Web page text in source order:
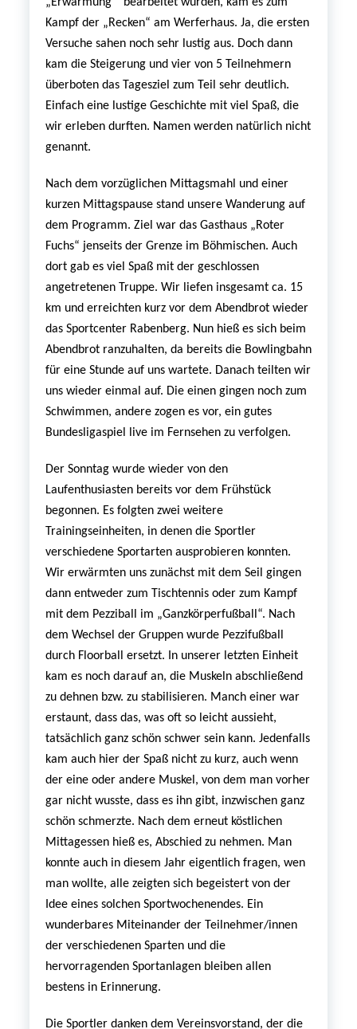
Kampf der „Recken“ am Werferhaus. Ja, die ersten
Versuche sahen noch sehr lustig aus. Doch dann
kam die Steigerung und vier von 5 Teilnehmern
überboten das Tagesziel zum Teil sehr deutlich.
Einfach eine lustige Geschichte mit viel Spaß, die
wir erleben durften. Namen werden natürlich nicht
genannt.
Nach dem vorzüglichen Mittagsmahl und einer
kurzen Mittagspause stand unsere Wanderung auf
dem Programm. Ziel war das Gasthaus „Roter
Fuchs“ jenseits der Grenze im Böhmischen. Auch
dort gab es viel Spaß mit der geschlossen
angetretenen Truppe. Wir liefen insgesamt ca. 15
km und erreichten kurz vor dem Abendbrot wieder
das Sportcenter Rabenberg. Nun hieß es sich beim
Abendbrot ranzuhalten, da bereits die Bowlingbahn
für eine Stunde auf uns wartete. Danach teilten wir
uns wieder einmal auf. Die einen gingen noch zum
Schwimmen, andere zogen es vor, ein gutes
Bundesligaspiel live im Fernsehen zu verfolgen.
Der Sonntag wurde wieder von den
Laufenthusiasten bereits vor dem Frühstück
begonnen. Es folgten zwei weitere
Trainingseinheiten, in denen die Sportler
verschiedene Sportarten ausprobieren konnten.
Wir erwärmten uns zunächst mit dem Seil gingen
dann entweder zum Tischtennis oder zum Kampf
mit dem Pezziball im „Ganzkörperfußball“. Nach
dem Wechsel der Gruppen wurde Pezzifußball
durch Floorball ersetzt. In unserer letzten Einheit
kam es noch darauf an, die Muskeln abschließend
zu dehnen bzw. zu stabilisieren. Manch einer war
erstaunt, dass das, was oft so leicht aussieht,
tatsächlich ganz schön schwer sein kann. Jedenfalls
kam auch hier der Spaß nicht zu kurz, auch wenn
der eine oder andere Muskel, von dem man vorher
gar nicht wusste, dass es ihn gibt, inzwischen ganz
schön schmerzte. Nach dem erneut köstlichen
Mittagessen hieß es, Abschied zu nehmen. Man
konnte auch in diesem Jahr eigentlich fragen, wen
man wollte, alle zeigten sich begeistert von der
Idee eines solchen Sportwochenendes. Ein
wunderbares Miteinander der Teilnehmer/innen
der verschiedenen Sparten und die
hervorragenden Sportanlagen bleiben allen
bestens in Erinnerung.
Die Sportler danken dem Vereinsvorstand, der die